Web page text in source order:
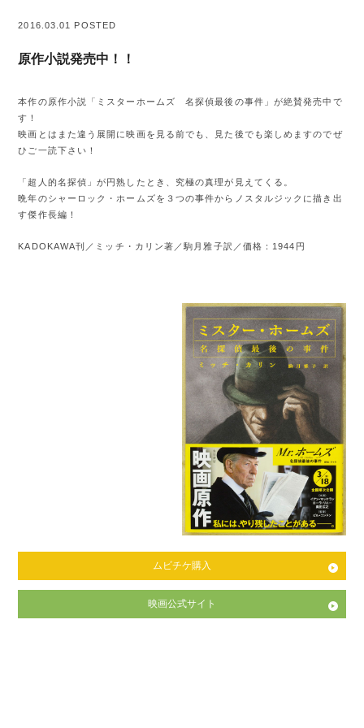
2016.03.01 POSTED
原作小説発売中！！
本作の原作小説「ミスターホームズ 名探偵最後の事件」が絶賛発売中で
す！
映画とはまた違う展開に映画を見る前でも、見た後でも楽しめますのでぜ
ひご一読下さい！
「超人的名探偵」が円熟したとき、究極の真理が見えてくる。
晩年のシャーロック・ホームズを３つの事件からノスタルジックに描き出
す傑作長編！
KADOKAWA刊／ミッチ・カリン著／駒月雅子訳／価格：1944円
ムビチケ購入
映画公式サイト